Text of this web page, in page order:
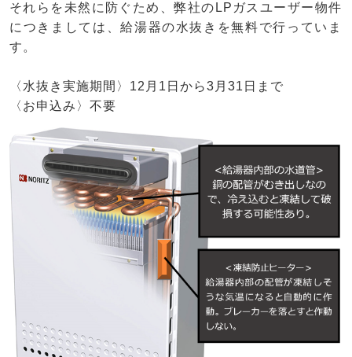
それらを未然に防ぐため、弊社のLPガスユーザー物件
につきましては、給湯器の水抜きを無料で行っていま
す。
〈水抜き実施期間〉12月1日から3月31日まで
〈お申込み〉不要